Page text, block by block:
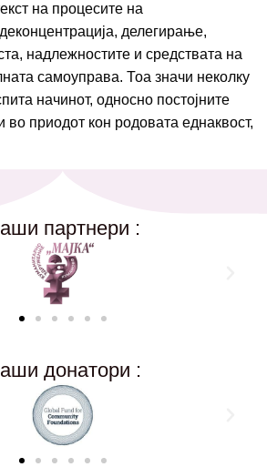
на процесите на
делегирање,
надлежностите и средствата на
самоуправа. Тоа значи неколку
начинот, односно постојните
во приодот кон родовата еднаквост,
партнери :
донатори :